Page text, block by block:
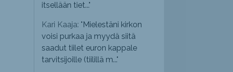
itsellään tiet..."
Kari Kaaja: " Mielestäni kirkon
voisi purkaa ja myydä siitä
saadut tiilet euron kappale
tarvitsijoille (tiilillä m..."